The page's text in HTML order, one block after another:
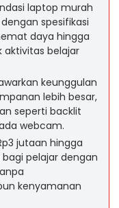
laptop murah
spesifikasi
daya hingga
aktivitas belajar
keunggulan
lebih besar,
seperti backlit
webcam.
jutaan hingga
pelajar dengan
kenyamanan